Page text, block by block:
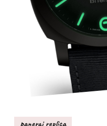
panerai replica